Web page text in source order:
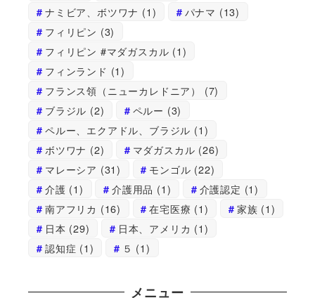
ナミビア、ボツワナ (1) パナマ (13)
フィリピン (3)
フィリピン #マダガスカル (1)
フィンランド (1)
フランス領（ニューカレドニア）
(7)
ブラジル (2) ペルー (3)
ペルー、エクアドル、ブラジル (1)
ボツワナ (2) マダガスカル (26)
マレーシア (31) モンゴル (22)
介護 (1) 介護用品 (1) 介護認定 (1)
南アフリカ (16) 在宅医療 (1) 家族 (1)
日本 (29) 日本、アメリカ (1)
認知症 (1) ５ (1)
メニュー